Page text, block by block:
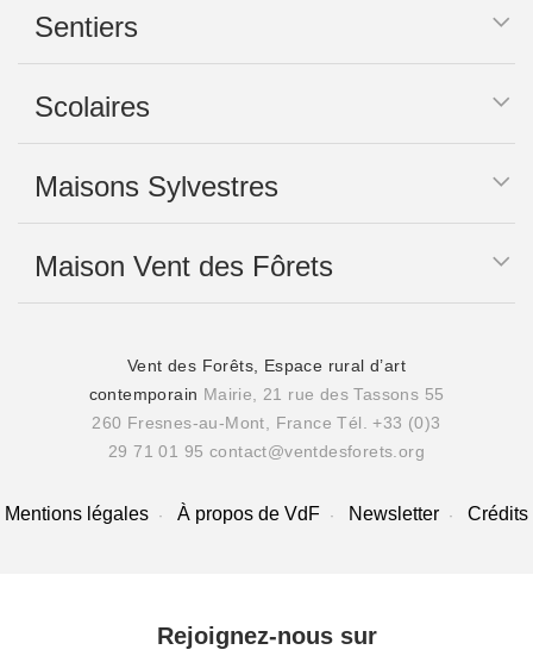
Sentiers
Scolaires
Maisons Sylvestres
Maison Vent des Fôrets
Vent des Forêts, Espace rural d’art
contemporain Mairie, 21 rue des Tassons 55
260 Fresnes-au-Mont, France Tél. +33 (0)3
29 71 01 95 contact@ventdesforets.org
Mentions légales À propos de VdF Newsletter Crédits
Rejoignez-nous sur